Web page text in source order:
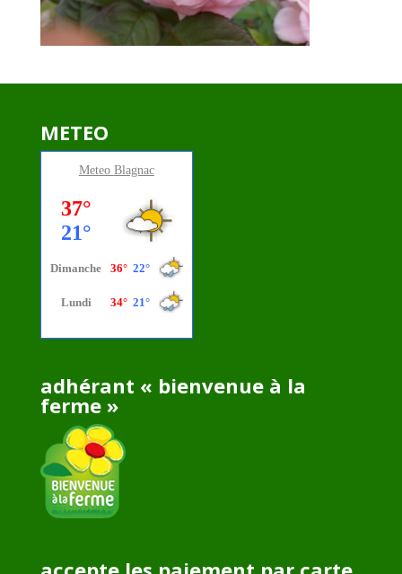
METEO
Meteo Blagnac
adhérant « bienvenue à la
ferme »